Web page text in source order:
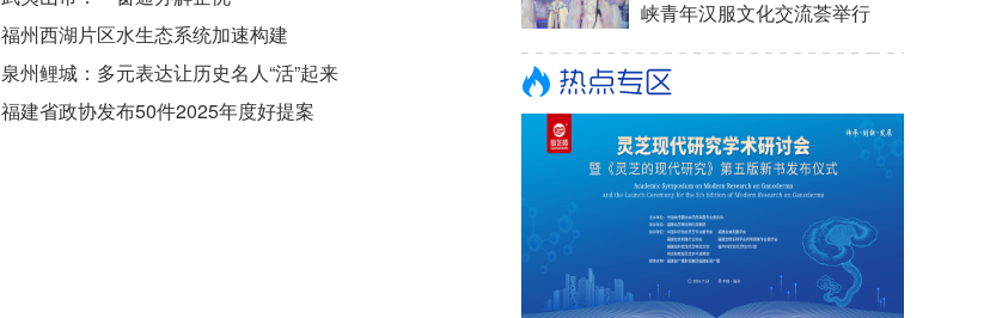
福州西湖片区水生态系统加速构建
泉州鲤城：多元表达让历史名人“活”起来
福建省政协发布50件2025年度好提案